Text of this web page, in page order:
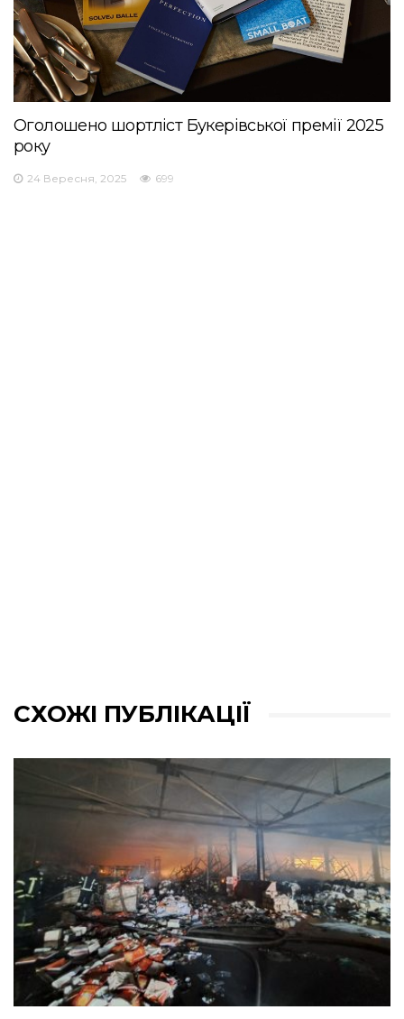
Оголошено шортліст Букерівської премії 2025
року
24 Вересня, 2025 699
СХОЖІ ПУБЛІКАЦІЇ